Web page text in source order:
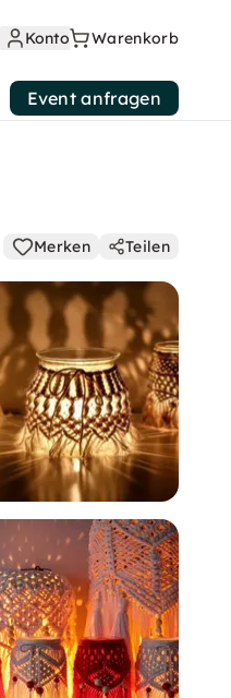
Konto Warenkorb
Event anfragen
Merken Teilen